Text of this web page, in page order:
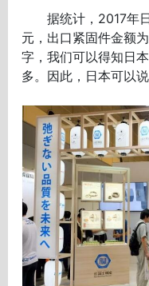
据统计，2017年日
元，出口紧固件金额
字，我们可以得知日
多。因此，日本可以